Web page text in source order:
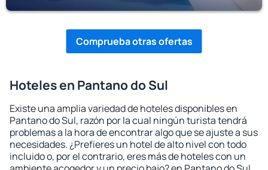
Comprueba otras ofertas
Hoteles en Pantano do Sul
Existe una amplia variedad de hoteles disponibles en
Pantano do Sul, razón por la cual ningún turista tendrá
problemas a la hora de encontrar algo que se ajuste a sus
necesidades. ¿Prefieres un hotel de alto nivel con todo
incluido o, por el contrario, eres más de hoteles con un